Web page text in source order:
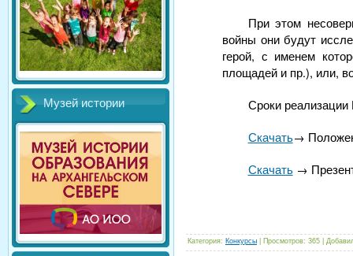
Музей истории
При этом
войны они будут
герой, с именем
площадей и пр.), или,
Сроки реализации
Скачать→
Скачать→
Категория: Конкурсы Просмотров: 365